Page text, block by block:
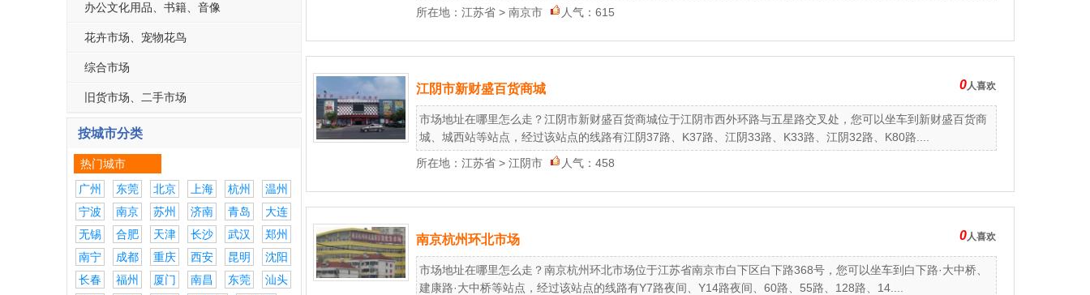
办公文化用品、书籍、音像
花卉市场、宠物花鸟
综合市场
旧货市场、二手市场
按城市分类
热门城市
广州
东莞 北京 上海 杭州
温州
宁波
南京 苏州 济南 青岛
大连
无锡
合肥 天津 长沙 武汉
郑州
南宁
成都 重庆 西安 昆明
沈阳
长春
福州 厦门 南昌 东莞
汕头
所在地： 江苏省 > 南京市 人气：615
江阴市新财盛百货商城 0人喜欢
市场地址在哪里怎么走？江阴市新财盛百货商城位于江阴市西外环路与五星路交叉处，您可以坐车到新财盛百货商
城、城西站等站点，经过该站点的线路有江阴37路、K37路、江阴33路、K33路、江阴32路、K80路....
所在地： 江苏省 > 江阴市 人气：458
南京杭州环北市场 0人喜欢
市场地址在哪里怎么走？南京杭州环北市场位于江苏省南京市白下区白下路368号，您可以坐车到白下路·大中桥、
建康路·大中桥等站点，经过该站点的线路有Y7路夜间、Y14路夜间、60路、55路、128路、14....